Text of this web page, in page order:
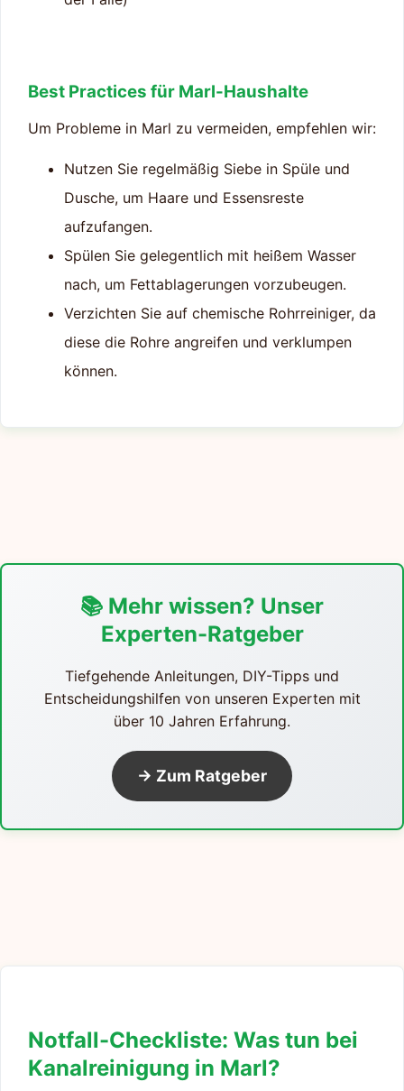
Best Practices für Marl-Haushalte
Um Probleme in Marl zu vermeiden, empfehlen wir:
Nutzen Sie regelmäßig Siebe in Spüle und
Dusche, um Haare und Essensreste
aufzufangen.
Spülen Sie gelegentlich mit heißem Wasser
nach, um Fettablagerungen vorzubeugen.
Verzichten Sie auf chemische Rohrreiniger, da
diese die Rohre angreifen und verklumpen
können.
📚 Mehr wissen? Unser
Experten-Ratgeber
Tiefgehende Anleitungen, DIY-Tipps und
Entscheidungshilfen von unseren Experten mit
über 10 Jahren Erfahrung.
→ Zum Ratgeber
Notfall-Checkliste: Was tun bei
Kanalreinigung in Marl?